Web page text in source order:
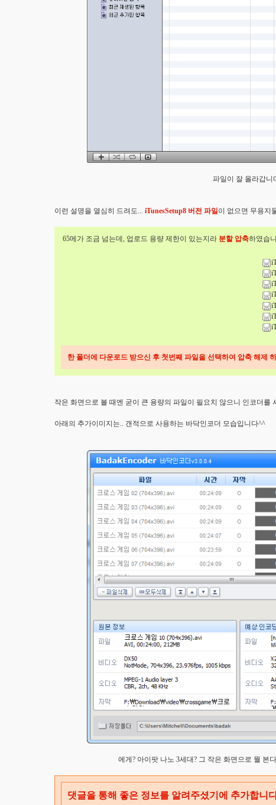
파일이 잘 올라갑니
이런 설명을 열심히 드려도... iTunesSetup8 버전 파일이 없으면 무용지
65메가 조금 넘는데, 업로드 용량 제한이 있는지라 분할 압축하였습
한 폴더에 다운로드 받으신 후 첫번째 파일을 선택하여 압축 해제
작은 화면으로 볼 때엔 굳이 큰 용량의 파일이 필요치 않으니 인코더를
아래의 추가이미지는.. 갠적으로 사용하는 바닥인코더 모습입니다^^
에게? 아이팟 나노 3세대? 그 작은 화면으로 뭘 본
댓글을 통해 좋은 정보를 알려주셨기에 추가합니